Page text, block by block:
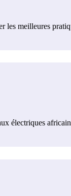
les meilleures
électriques